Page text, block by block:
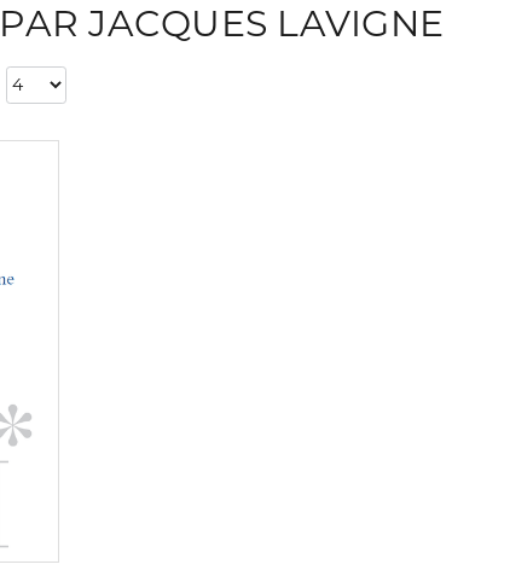
JACQUES LAVIGNE